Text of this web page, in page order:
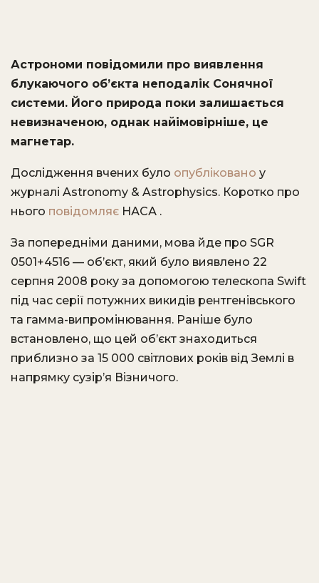
Астрономи повідомили про виявлення
блукаючого об’єкта неподалік Сонячної
системи. Його природа поки залишається
невизначеною, однак найімовірніше, це
магнетар.
Дослідження вчених було опубліковано у
журналі Astronomy & Astrophysics. Коротко про
нього повідомляє НАСА .
За попередніми даними, мова йде про SGR
0501+4516 — об’єкт, який було виявлено 22
серпня 2008 року за допомогою телескопа Swift
під час серії потужних викидів рентгенівського
та гамма-випромінювання. Раніше було
встановлено, що цей об’єкт знаходиться
приблизно за 15 000 світлових років від Землі в
напрямку сузір’я Візничого.